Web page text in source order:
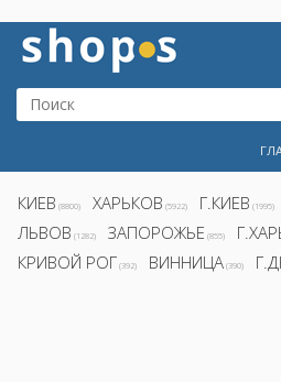
КИЕВ (8800) ХАРЬКОВ (5922) Г.КИЕВ (1995)
ЛЬВОВ (1282) ЗАПОРОЖЬЕ (855)
КРИВОЙ РОГ (392) ВИННИЦА (390)